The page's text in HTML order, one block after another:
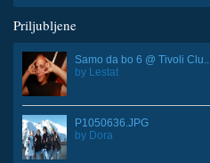
Priljubljene
Samo da bo 6 @ Tivoli Clu..
by Lestat
P1050636.JPG
by Dora